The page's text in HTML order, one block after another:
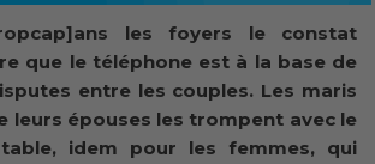
les foyers le constat
que le téléphone est à la base de
entre les couples. Les maris
leurs épouses les trompent avec le
idem pour les femmes, qui